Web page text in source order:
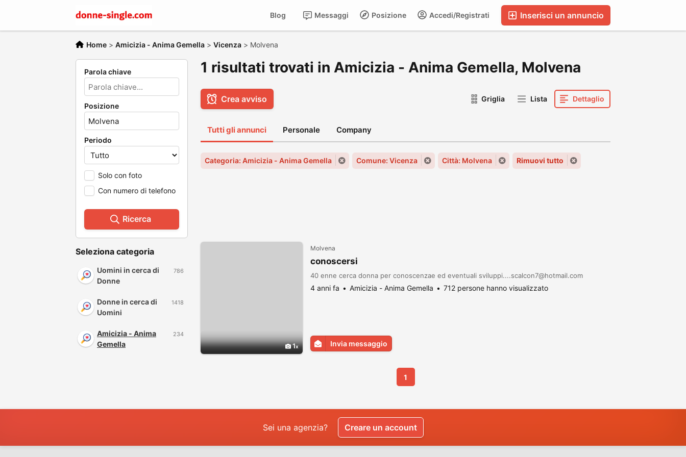
Inserisci un annuncio
Accedi/Registrati
Posizione
Messaggi
Blog
Home > Amicizia - Anima Gemella > Vicenza > Molvena
Parola chiave
Posizione
Periodo
Solo con foto
Con numero di telefono
Ricerca
Seleziona categoria
Uomini in cerca di
Donne
786
Donne in cerca di
Uomini
1418
Amicizia - Anima
Gemella
234
1 risultati trovati in Amicizia - Anima Gemella, Molvena
Crea avviso Griglia Lista Dettaglio
Tutti gli annunci Personale Company
Categoria: Amicizia - Anima Gemella Comune: Vicenza Città: Molvena Rimuovi tutto
1
Molvena
conoscersi
40 enne cerca donna per conoscenzae ed eventuali sviluppi....scalcon7@hotmail.com
4 anni fa Amicizia - Anima Gemella 712 persone hanno visualizzato
Invia messaggio
1
Sei una agenzia? Creare un account